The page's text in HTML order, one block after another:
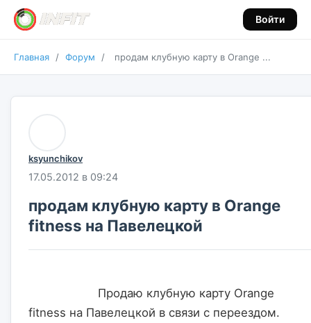
Войти
Главная / Форум / продам клубную карту в Orange ...
ksyunchikov
17.05.2012 в 09:24
продам клубную карту в Orange
fitness на Павелецкой
fitness на Павелецкой в связи с переездом.